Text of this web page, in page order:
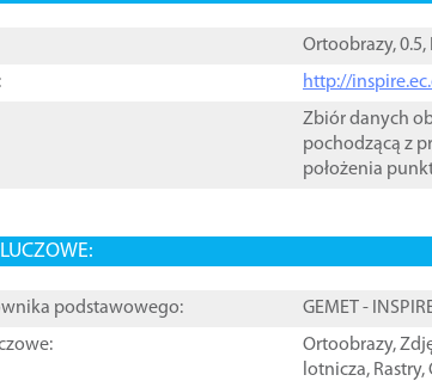
Ortoobrazy, 0.5,
http://
Zbiór danych
pochodzącą z
położenia
podstawowego:
GEMET -
Ortoobrazy,
lotnicza, Rastry,